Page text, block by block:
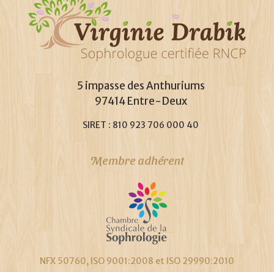
5 impasse des Anthuriums
97414 Entre-Deux
SIRET : 810 923 706 000 40
Membre adhérent
NFX 50760, ISO 9001:2008 et ISO 29990:2010